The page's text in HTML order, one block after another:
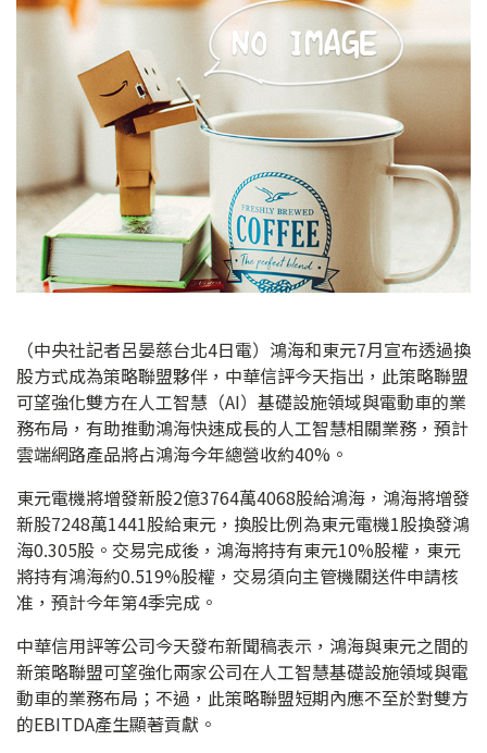
（中央社記者呂晏慈台北4日電）鴻海和東元7月宣布透過換
股方式成為策略聯盟夥伴，中華信評今天指出，此策略聯盟
可望強化雙方在人工智慧（AI）基礎設施領域與電動車的業
務布局，有助推動鴻海快速成長的人工智慧相關業務，預計
雲端網路產品將占鴻海今年總營收約40%。
東元電機將增發新股2億3764萬4068股給鴻海，鴻海將增發
新股7248萬1441股給東元，換股比例為東元電機1股換發鴻
海0.305股。交易完成後，鴻海將持有東元10%股權，東元
將持有鴻海約0.519%股權，交易須向主管機關送件申請核
准，預計今年第4季完成。
中華信用評等公司今天發布新聞稿表示，鴻海與東元之間的
新策略聯盟可望強化兩家公司在人工智慧基礎設施領域與電
動車的業務布局；不過，此策略聯盟短期內應不至於對雙方
的EBITDA產生顯著貢獻。